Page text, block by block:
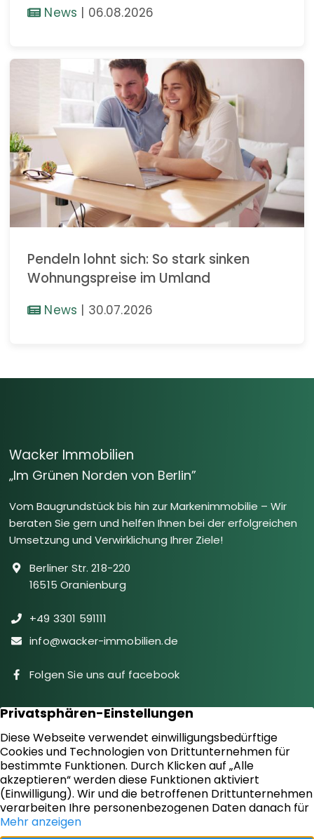
News 06.08.2026
Pendeln lohnt sich: So stark sinken
Wohnungspreise im Umland
News | 30.07.2026
Wacker Immobilien
„Im Grünen Norden von Berlin”
Vom Baugrundstück bis hin zur Markenimmobilie – Wir
beraten Sie gern und helfen Ihnen bei der erfolgreichen
Umsetzung und Verwirklichung Ihrer Ziele!
Berliner Str. 218-220
16515 Oranienburg
+49 3301 591111
info@wacker-immobilien.de
Folgen Sie uns auf facebook
Immobilien
Downloads
Diensteistungen
Aktuelles
Sie suchen
Kontakt
Sie bieten an
Impressum
Kundenstimmen